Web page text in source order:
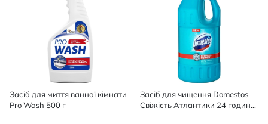
Засіб для миття ванної кімнати
Pro Wash 500 г
Засіб для чищення Domestos
Свіжість Атлантики 24 години